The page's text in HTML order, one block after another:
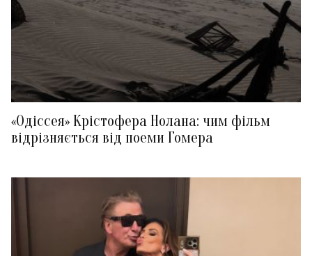
«Одіссея» Крістофера Нолана: чим фільм
відрізняється від поеми Гомера